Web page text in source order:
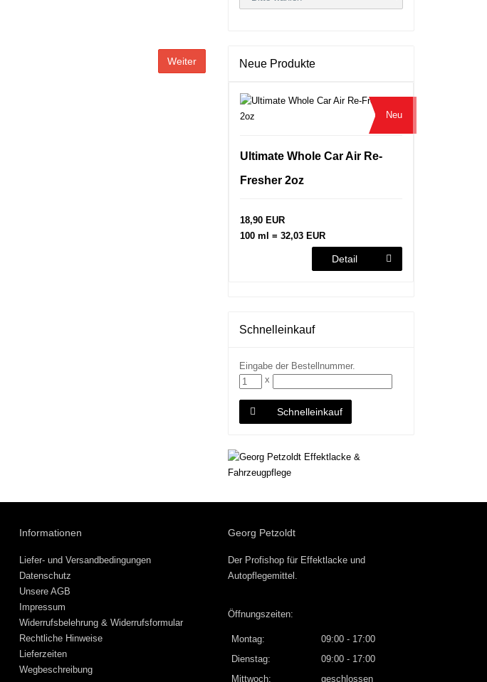
Weiter Neue Produkte
Neu
Ultimate Whole Car Air Re-
Fresher 2oz
18,90 EUR
100 ml = 32,03 EUR
Detail
Schnelleinkauf
Eingabe der Bestellnummer.
x
Schnelleinkauf
Informationen
Liefer- und Versandbedingungen
Datenschutz
Unsere AGB
Impressum
Widerrufsbelehrung & Widerrufsformular
Rechtliche Hinweise
Lieferzeiten
Wegbeschreibung
Georg Petzoldt
Der Profishop für Effektlackeund
Autopflegemittel .
Öffnungszeiten:
Montag:
09:00 - 17:00
Dienstag:
09:00 - 17:00
Mittwoch:
geschlossen